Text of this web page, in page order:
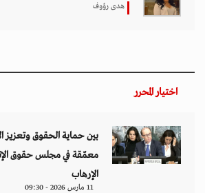
هدى رؤوف
اختيار المحرر
بين حماية الحقوق وتعزيز
معمّقة في مجلس حقوق
الإرهاب
11 مارس 2026 - 09:30